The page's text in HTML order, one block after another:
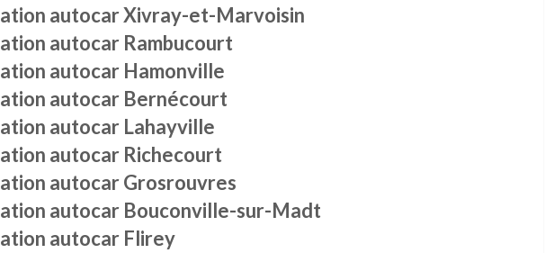
autocarXivray-et-Marvoisin
autocar Rambucourt
autocar Hamonville
autocar Bernécourt
autocar Lahayville
autocar Richecourt
autocarGrosrouvres
autocar Bouconville-sur-Madt
autocar Flirey